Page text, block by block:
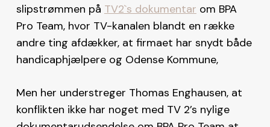
slipstrømmen på TV2`s dokumentar om BPA
Pro Team, hvor TV-kanalen blandt en række
andre ting afdækker, at firmaet har snydt både
handicaphjælpere og Odense Kommune,
Men her understreger Thomas Enghausen, at
konflikten ikke har noget med TV 2’s nylige